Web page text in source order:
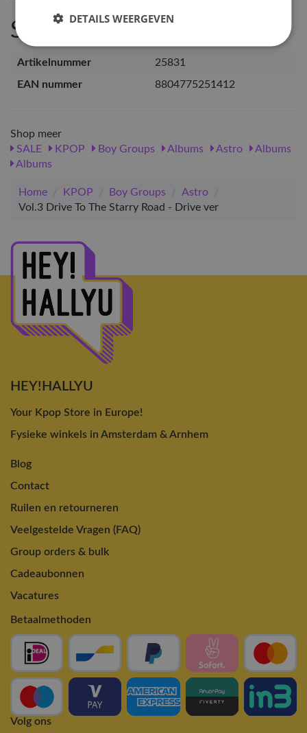
Specificaties
Artikelnummer
25831
EAN nummer
8804775251412
Shop meer
SALE
KPOP Boy Groups Albums Astro
Albums
Albums
Home / KPOP / Boy Groups / Astro
/
Vol.3 Drive To The Starry Road - Drive ver
HEY!HALLYU
Your Kpop Store in Europe!
Fysieke winkels in Amsterdam & Arnhem
Blog
Contact
Ruilen en retourneren
Veelgestelde Vragen (FAQ)
Group orders & bulk
Cadeaubonnen
Vacatures
Betaalmethoden
Volg ons
DETAILS WEERGEVEN